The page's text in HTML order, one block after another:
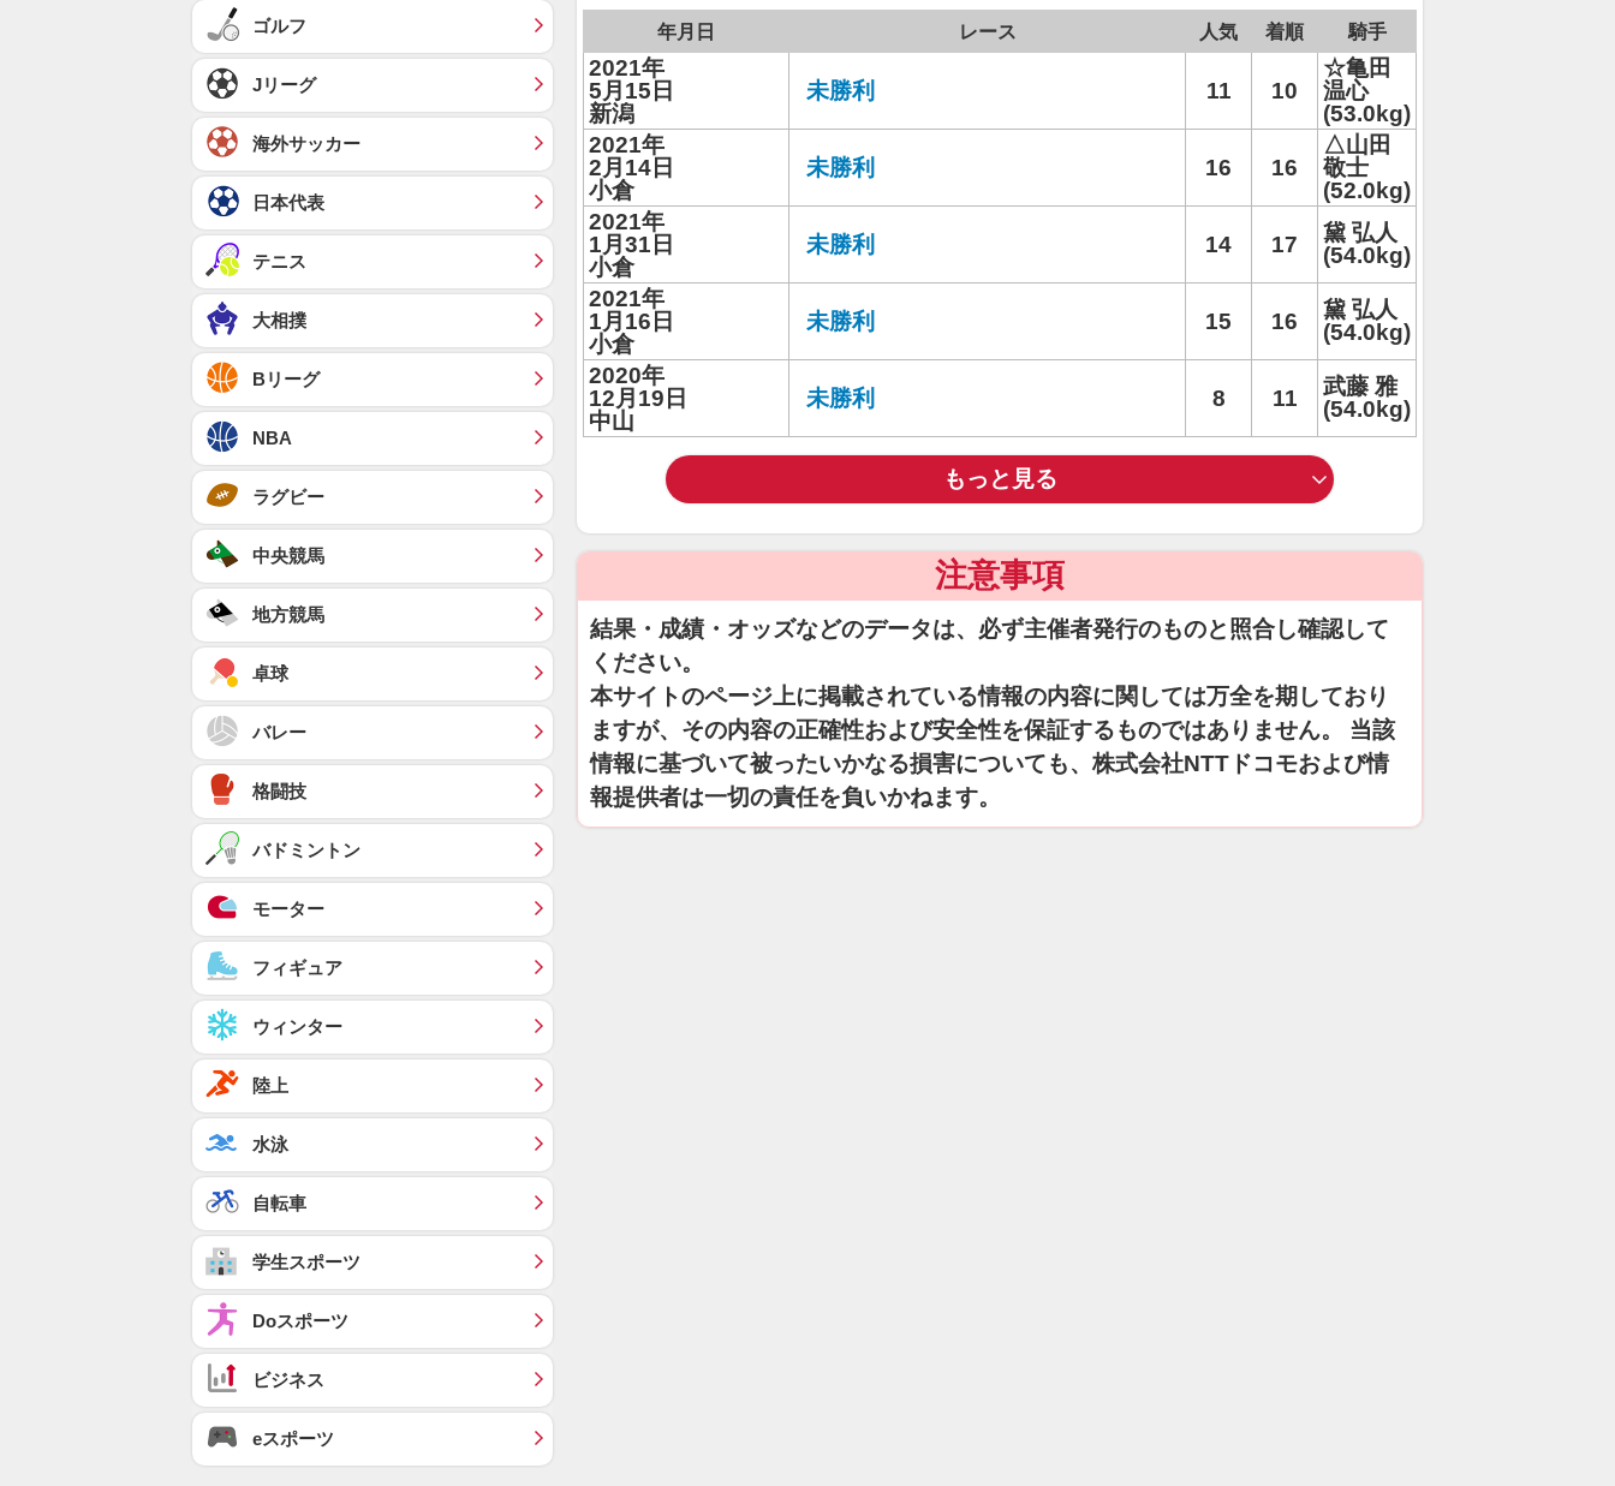
年月日 レース 人気 着順 騎手
2021年
5月15日
新潟
未勝利 11 10
☆亀田
温心
(53.0kg)
2021年
2月14日
小倉
未勝利 16 16
△山田
敬士
(52.0kg)
2021年
1月31日
小倉
未勝利 14 17
黛 弘人
(54.0kg)
2021年
1月16日
小倉
未勝利 15 16
黛 弘人
(54.0kg)
2020年
12月19日
中山
未勝利 8 11
武藤 雅
(54.0kg)
もっと見る
注意事項
結果・成績・オッズなどのデータは、必ず主催者発行のものと照合し確認して
ください。
本サイトのページ上に掲載されている情報の内容に関しては万全を期しており
ますが、その内容の正確性および安全性を保証するものではありません。 当該
情報に基づいて被ったいかなる損害についても、株式会社NTTドコモおよび情
報提供者は一切の責任を負いかねます。
ゴルフ
Jリーグ
海外サッカー
日本代表
テニス
大相撲
Bリーグ
NBA
ラグビー
中央競馬
地方競馬
卓球
バレー
格闘技
バドミントン
モーター
フィギュア
ウィンター
陸上
水泳
自転車
学生スポーツ
Doスポーツ
ビジネス
eスポーツ